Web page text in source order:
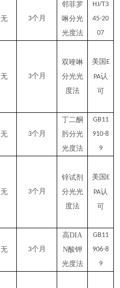
无 3个月
邻菲罗
啉分光
光度法
HJ/T3
45-20
07
无 3个月
双喹啉
分光光
度法
美国 E
PA认
可
无 3个月
丁二酮
肟分光
光度法
GB11
910-8
9
无 3个月
锌试剂
分光光
度法
美国 E
PA认
可
无 3个月
高DIA
N酸钾
光度法
GB11
906-8
9